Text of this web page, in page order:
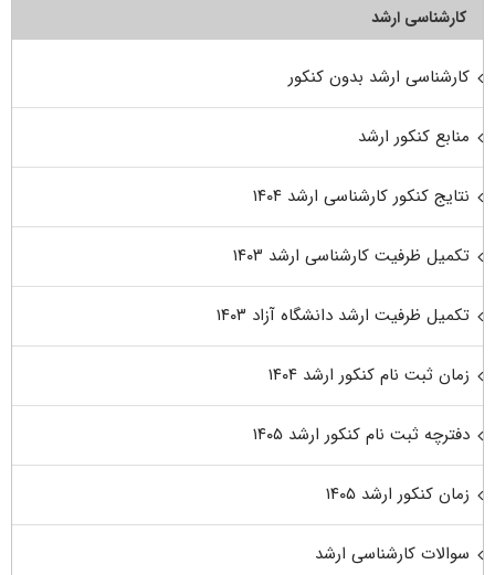
کارشناسی ارشد
کارشناسی ارشد بدون کنکور
منابع کنکور ارشد
نتایج کنکور کارشناسی ارشد ۱۴۰۴
تکمیل ظرفیت کارشناسی ارشد ۱۴۰۳
تکمیل ظرفیت ارشد دانشگاه آزاد ۱۴۰۳
زمان ثبت نام کنکور ارشد ۱۴۰۴
دفترچه ثبت نام کنکور ارشد ۱۴۰۵
زمان کنکور ارشد ۱۴۰۵
سوالات کارشناسی ارشد